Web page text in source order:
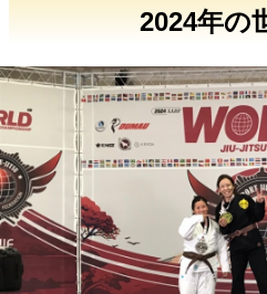
2024年の